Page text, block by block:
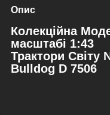
Опис
Колекційна
масштабі 1:43
Трактори
Bulldog D 7506